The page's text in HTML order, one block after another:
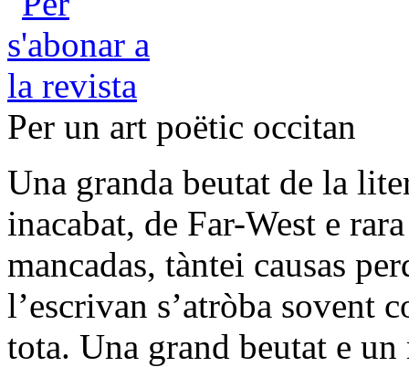
Per un art poëtic occitan
Una granda beutat de la
inacabat, de Far-West e
mancadas, tàntei causas
l’escrivan s’atròba sovent
tota. Una grand beutat e